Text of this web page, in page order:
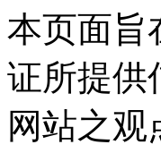
本页面旨
证所提供
网站之